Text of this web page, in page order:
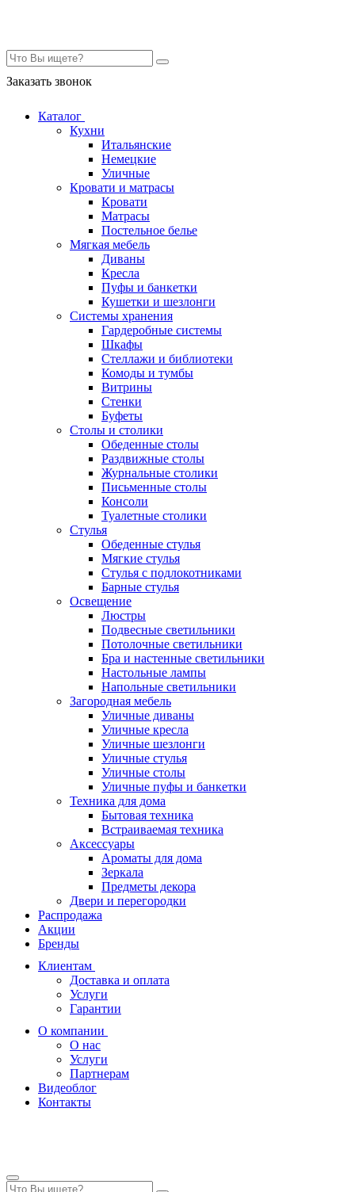
Заказать звонок
Каталог
Кухни
Итальянские
Немецкие
Уличные
Кровати и матрасы
Кровати
Матрасы
Постельное белье
Мягкая мебель
Диваны
Кресла
Пуфы и банкетки
Кушетки и шезлонги
Системы хранения
Гардеробные системы
Шкафы
Стеллажи и библиотеки
Комоды и тумбы
Витрины
Стенки
Буфеты
Столы и столики
Обеденные столы
Раздвижные столы
Журнальные столики
Письменные столы
Консоли
Туалетные столики
Стулья
Обеденные стулья
Мягкие стулья
Стулья с подлокотниками
Барные стулья
Освещение
Люстры
Подвесные светильники
Потолочные светильники
Бра и настенные светильники
Настольные лампы
Напольные светильники
Загородная мебель
Уличные диваны
Уличные кресла
Уличные шезлонги
Уличные стулья
Уличные столы
Уличные пуфы и банкетки
Техника для дома
Бытовая техника
Встраиваемая техника
Аксессуары
Ароматы для дома
Зеркала
Предметы декора
Двери и перегородки
Распродажа
Акции
Бренды
Клиентам
Доставка и оплата
Услуги
Гарантии
О компании
О нас
Услуги
Партнерам
Видеоблог
Контакты